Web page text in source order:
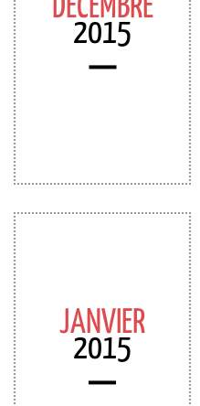
DÉCEMBRE
2015
JANVIER
2015